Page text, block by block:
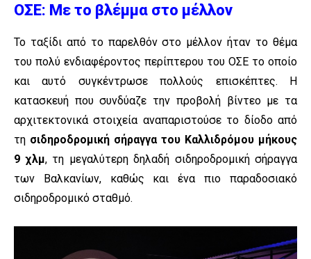
ΟΣΕ: Με το βλέμμα στο μέλλον
Το ταξίδι από το παρελθόν στο μέλλον ήταν το θέμα
του πολύ ενδιαφέροντος περίπτερου του ΟΣΕ το οποίο
και αυτό συγκέντρωσε πολλούς επισκέπτες. Η
κατασκευή που συνδύαζε την προβολή βίντεο με τα
αρχιτεκτονικά στοιχεία αναπαριστούσε το δίοδο από
τη σιδηροδρομική σήραγγα του Καλλιδρόμου μήκους
9 χλμ, τη μεγαλύτερη δηλαδή σιδηροδρομική σήραγγα
των Βαλκανίων, καθώς και ένα πιο παραδοσιακό
σιδηροδρομικό σταθμό.